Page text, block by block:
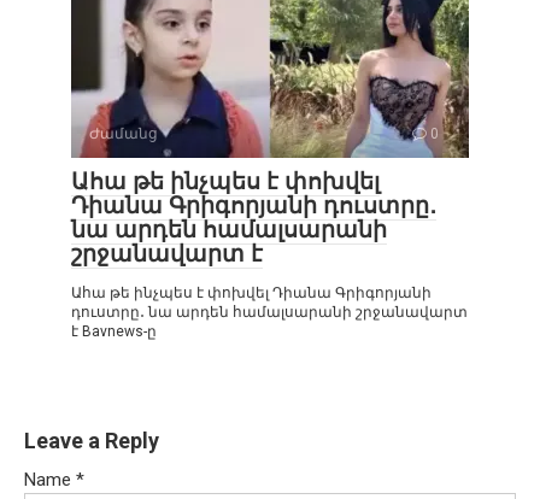
Ժամանց 0
Ահա թե ինչպես է փոխվել
Դիանա Գրիգորյանի դուստրը․
նա արդեն համալսարանի
շրջանավարտ է
Ահա թե ինչպես է փոխվել Դիանա Գրիգորյանի
դուստրը․ նա արդեն համալսարանի շրջանավարտ
է Bavnews-ը
Leave a Reply
Name *